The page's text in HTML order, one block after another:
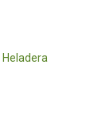
Heladera